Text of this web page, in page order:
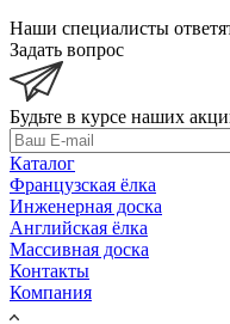
Наши специалисты
Задать вопрос
Будьте в курсе наших
Каталог
Французская ёлка
Инженерная доска
Английская ёлка
Массивная доска
Контакты
Компания